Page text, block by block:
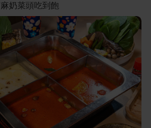
奶菜頭吃到飽